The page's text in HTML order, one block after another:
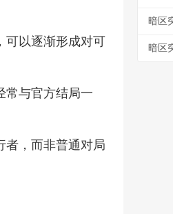
可以逐渐形成对可
常与官方结局一
者，而非普通对局
暗区
暗区